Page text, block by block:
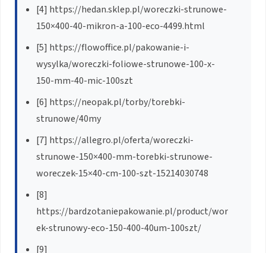
[4] https://hedan.sklep.pl/woreczki-strunowe-
150×400-40-mikron-a-100-eco-4499.html
[5] https://flowoffice.pl/pakowanie-i-
wysylka/woreczki-foliowe-strunowe-100-x-
150-mm-40-mic-100szt
[6] https://neopak.pl/torby/torebki-
strunowe/40my
[7] https://allegro.pl/oferta/woreczki-
strunowe-150×400-mm-torebki-strunowe-
woreczek-15×40-cm-100-szt-15214030748
[8]
https://bardzotaniepakowanie.pl/product/wor
ek-strunowy-eco-150-400-40um-100szt/
[9]